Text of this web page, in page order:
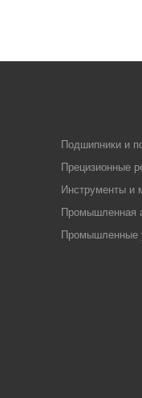
Подшипники и
Прецизионные
Инструменты и
Промышленная
Промышленные